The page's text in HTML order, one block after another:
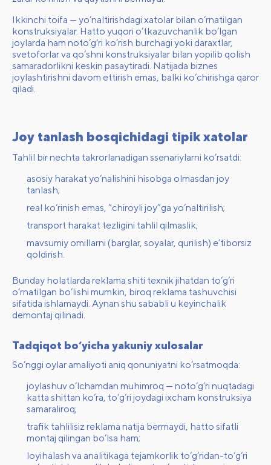
Ikkinchi toifa — yo‘naltirishdagi xatolar bilan o‘rnatilgan
konstruksiyalar. Hatto yuqori o‘tkazuvchanlik bo‘lgan
joylarda ham noto‘g‘ri ko‘rish burchagi yoki daraxtlar,
svetoforlar va qo‘shni konstruksiyalar bilan yopilib qolish
samaradorlikni keskin pasaytiradi. Natijada biznes
joylashtirishni davom ettirish emas, balki ko‘chirishga qaror
qiladi.
Joy tanlash bosqichidagi tipik xatolar
Tahlil bir nechta takrorlanadigan ssenariylarni ko‘rsatdi:
asosiy harakat yo‘nalishini hisobga olmasdan joy
tanlash;
real ko‘rinish emas, “chiroyli joy”ga yo‘naltirilish;
transport harakat tezligini tahlil qilmaslik;
mavsumiy omillarni (barglar, soyalar, qurilish) e’tiborsiz
qoldirish.
Bunday holatlarda reklama shiti texnik jihatdan to‘g‘ri
o‘rnatilgan bo‘lishi mumkin, biroq reklama tashuvchisi
sifatida ishlamaydi. Aynan shu sababli u keyinchalik
demontaj qilinadi.
Tadqiqot bo‘yicha yakuniy xulosalar
So‘nggi oylar amaliyoti aniq qonuniyatni ko‘rsatmoqda:
joylashuv o‘lchamdan muhimroq — noto‘g‘ri nuqtadagi
katta shittan ko‘ra, to‘g‘ri joydagi ixcham konstruksiya
samaraliroq;
trafik tahlilisiz reklama natija bermaydi, hatto sifatli
montaj qilingan bo‘lsa ham;
loyihalash va analitikaga tejamkorlik to‘g‘ridan-to‘g‘ri